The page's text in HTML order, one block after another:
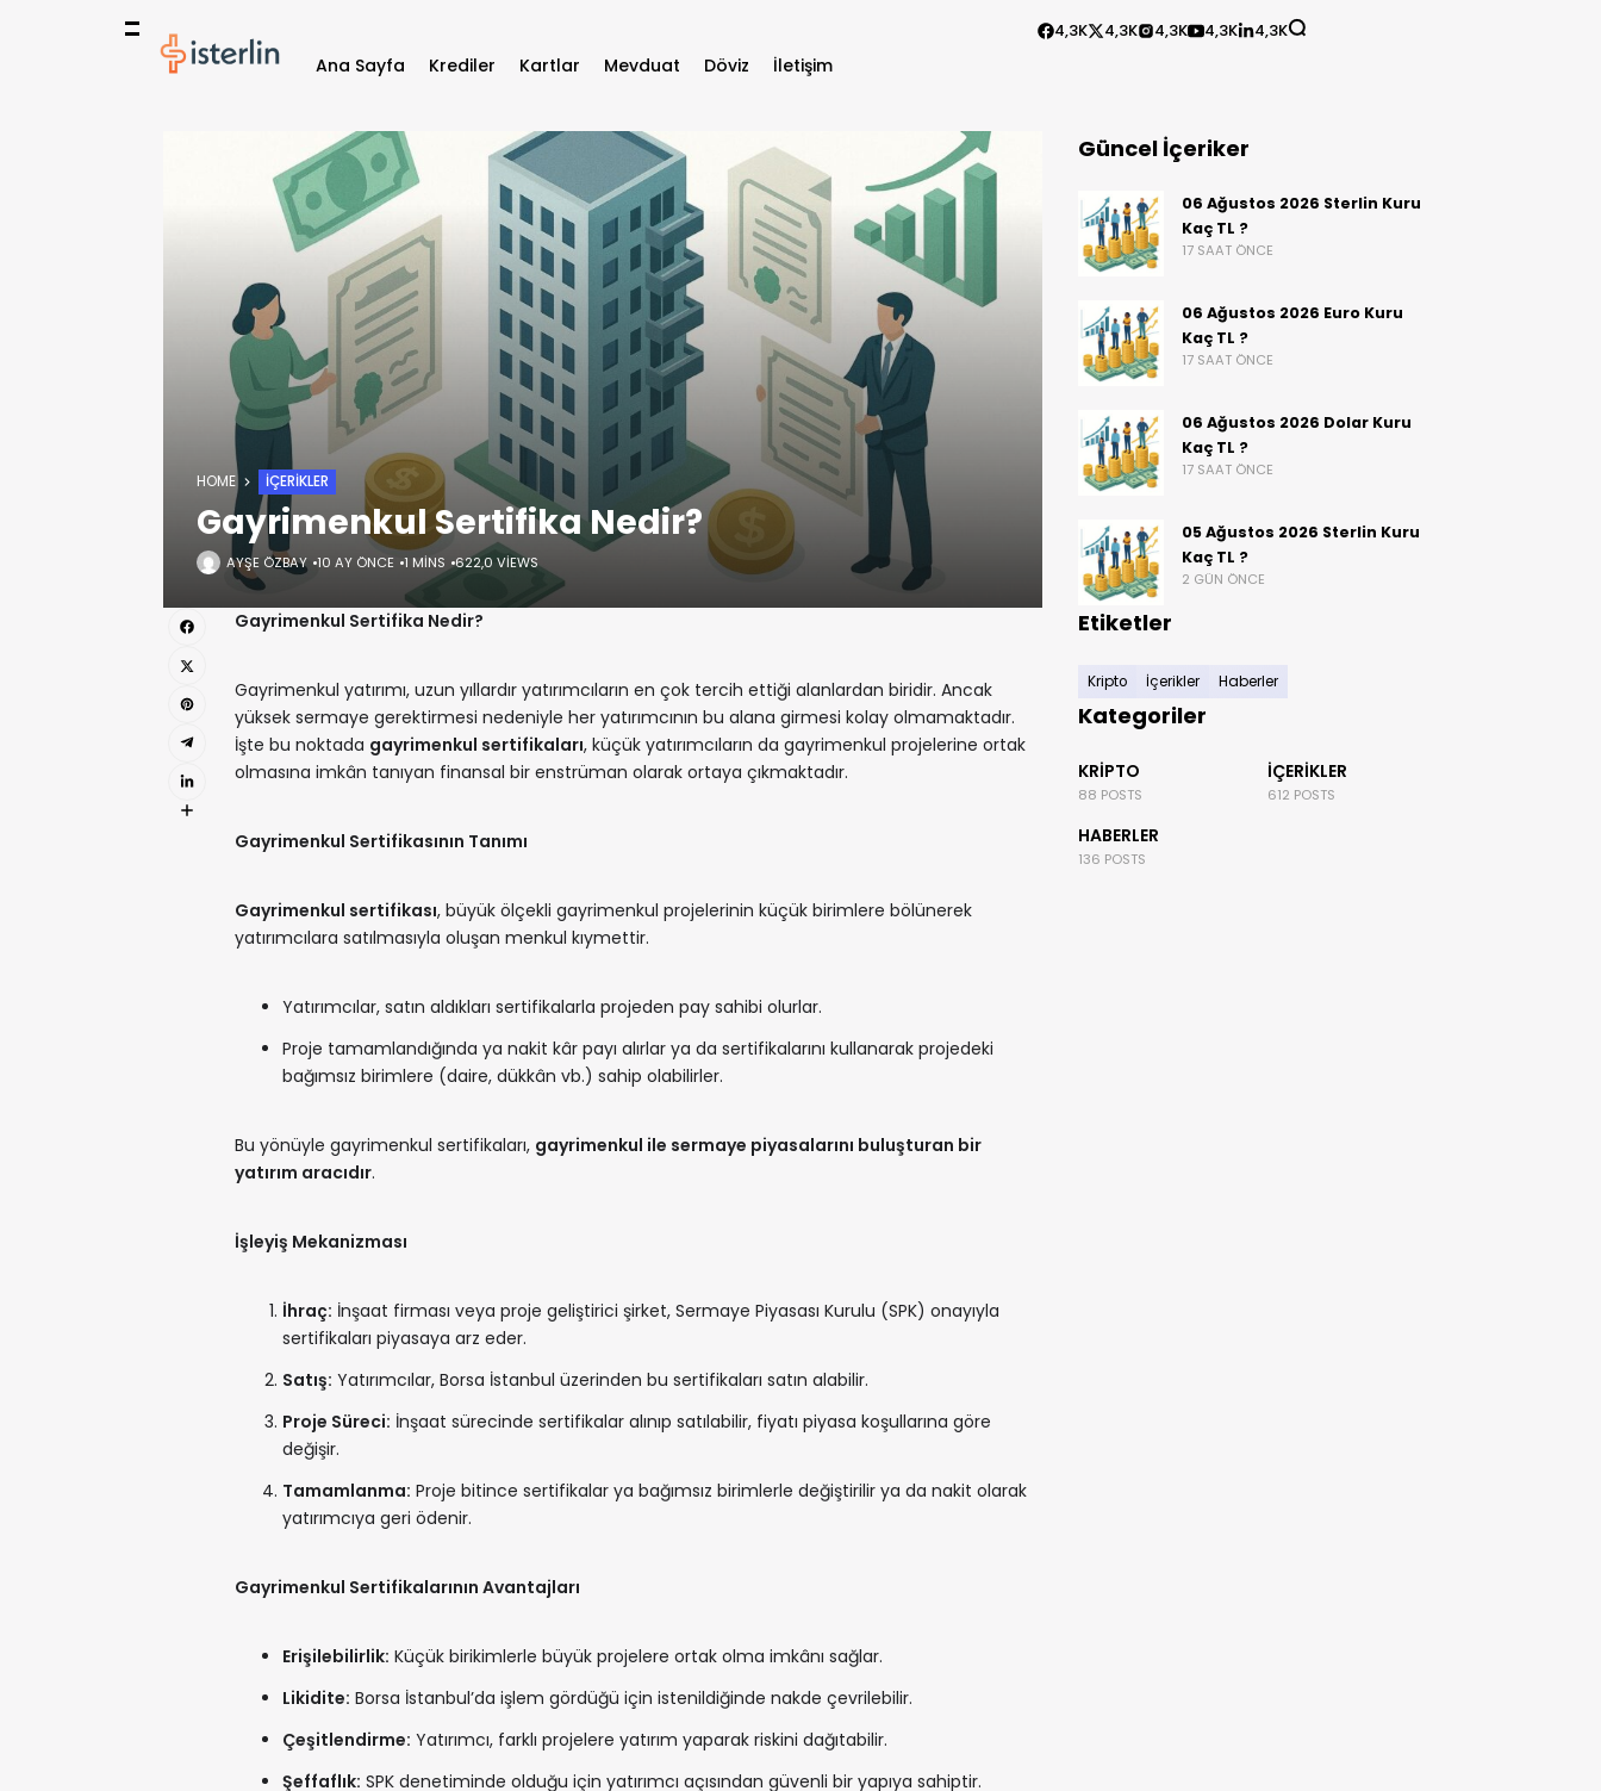
Ana Sayfa Krediler Kartlar Mevduat Döviz İletişim
4,3K 4,3K 4,3K 4,3K 4,3K
HOME İÇERIKLER
Gayrimenkul Sertifika Nedir?
AYŞE ÖZBAY 10 AY ÖNCE 1 MINS 622,0 VIEWS
Gayrimenkul Sertifika Nedir?
Gayrimenkul yatırımı, uzun yıllardır yatırımcıların en çok tercih ettiği alanlardan biridir. Ancak
yüksek sermaye gerektirmesi nedeniyle her yatırımcının bu alana girmesi kolay olmamaktadır.
İşte bu noktada gayrimenkul sertifikaları, küçük yatırımcıların da gayrimenkul projelerine ortak
olmasına imkân tanıyan finansal bir enstrüman olarak ortaya çıkmaktadır.
Gayrimenkul Sertifikasının Tanımı
Gayrimenkul sertifikası, büyük ölçekli gayrimenkul projelerinin küçük birimlere bölünerek
yatırımcılara satılmasıyla oluşan menkul kıymettir.
Yatırımcılar, satın aldıkları sertifikalarla projeden pay sahibi olurlar.
Proje tamamlandığında ya nakit kâr payı alırlar ya da sertifikalarını kullanarak projedeki
bağımsız birimlere (daire, dükkân vb.) sahip olabilirler.
Bu yönüyle gayrimenkul sertifikaları, gayrimenkul ile sermaye piyasalarını buluşturan bir
yatırım aracıdır.
İşleyiş Mekanizması
İhraç: İnşaat firması veya proje geliştirici şirket, Sermaye Piyasası Kurulu (SPK) onayıyla
sertifikaları piyasaya arz eder.
Satış: Yatırımcılar, Borsa İstanbul üzerinden bu sertifikaları satın alabilir.
Proje Süreci: İnşaat sürecinde sertifikalar alınıp satılabilir, fiyatı piyasa koşullarına göre
değişir.
Tamamlanma: Proje bitince sertifikalar ya bağımsız birimlerle değiştirilir ya da nakit olarak
yatırımcıya geri ödenir.
Gayrimenkul Sertifikalarının Avantajları
Erişilebilirlik: Küçük birikimlerle büyük projelere ortak olma imkânı sağlar.
Likidite: Borsa İstanbul’da işlem gördüğü için istenildiğinde nakde çevrilebilir.
Çeşitlendirme: Yatırımcı, farklı projelere yatırım yaparak riskini dağıtabilir.
Şeffaflık: SPK denetiminde olduğu için yatırımcı açısından güvenli bir yapıya sahiptir.
Güncel İçeriker
06 Ağustos 2026 Sterlin Kuru
Kaç TL ?
17 SAAT ÖNCE
06 Ağustos 2026 Euro Kuru
Kaç TL ?
17 SAAT ÖNCE
06 Ağustos 2026 Dolar Kuru
Kaç TL ?
17 SAAT ÖNCE
05 Ağustos 2026 Sterlin Kuru
Kaç TL ?
2 GÜN ÖNCE
Etiketler
Kripto İçerikler Haberler
Kategoriler
KRIPTO
88 POSTS
İÇERIKLER
612 POSTS
HABERLER
136 POSTS